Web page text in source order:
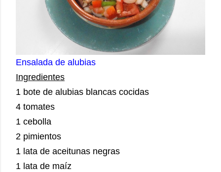
Ensalada de alubias
Ingredientes
1 bote de alubias blancas cocidas
4 tomates
1 cebolla
2 pimientos
1 lata de aceitunas negras
1 lata de maíz